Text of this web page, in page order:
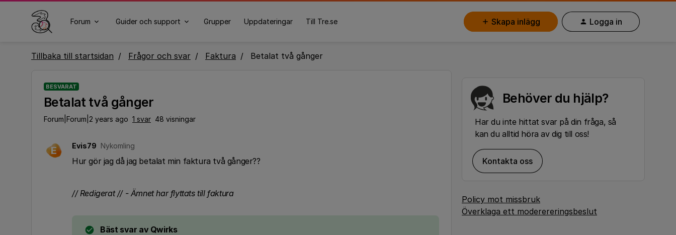
Forum Guider och support Grupper Uppdateringar Till Tre.se Skapa inlägg Logga in
Tillbaka till startsidan Frågor och svar Faktura Betalat två gånger
BESVARAT
Betalat två gånger
Forum|Forum|2 years ago 1 svar 48 visningar
E Evis79 Nykomling
Hur gör jag då jag betalat min faktura två gånger??
// Redigerat // - Ämnet har flyttats till faktura
Bäst svar av Qwirks
Behöver du hjälp?
Har du inte hittat svar på din fråga, så
kan du alltid höra av dig till oss!
Kontakta oss
Policy mot missbruk
Överklaga ett moderereringsbeslut